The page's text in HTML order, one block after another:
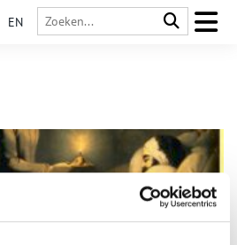
EN